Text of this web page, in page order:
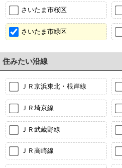
さいたま市桜区
さいたま市緑区
住みたい沿線
ＪＲ京浜東北・根岸線
ＪＲ埼京線
ＪＲ武蔵野線
ＪＲ高崎線